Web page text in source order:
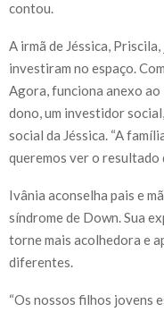
contou.
A irmã de Jéssica,
investiram no espaço.
Agora, funciona anexo ao
dono, um investidor
social da Jéssica. “A
queremos ver o resultado
Ivânia aconselha pais e
síndrome de Down. Sua
torne mais acolhedora e
diferentes.
“Os nossos filhos jovens